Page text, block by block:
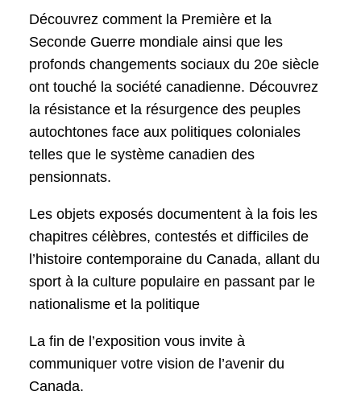
Découvrez comment la Première et la
Seconde Guerre mondiale ainsi que les
profonds changements sociaux du 20e siècle
ont touché la société canadienne. Découvrez
la résistance et la résurgence des peuples
autochtones face aux politiques coloniales
telles que le système canadien des
pensionnats.
Les objets exposés documentent à la fois les
chapitres célèbres, contestés et difficiles de
l’histoire contemporaine du Canada, allant du
sport à la culture populaire en passant par le
nationalisme et la politique
La fin de l’exposition vous invite à
communiquer votre vision de l’avenir du
Canada.